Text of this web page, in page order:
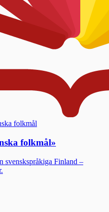
folkmål
folkmål»
svenskspråkiga Finland –